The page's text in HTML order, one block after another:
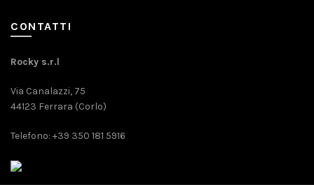
CONTATTI
Rocky s.r.l
Via Canalazzi, 75
44123 Ferrara (Corlo)
Telefono: +39 350 181 5916